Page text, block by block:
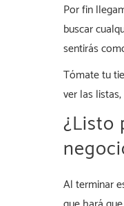
Por fin
buscar
sentirás
Tómate tu
ver las
¿Listo
Al terminar